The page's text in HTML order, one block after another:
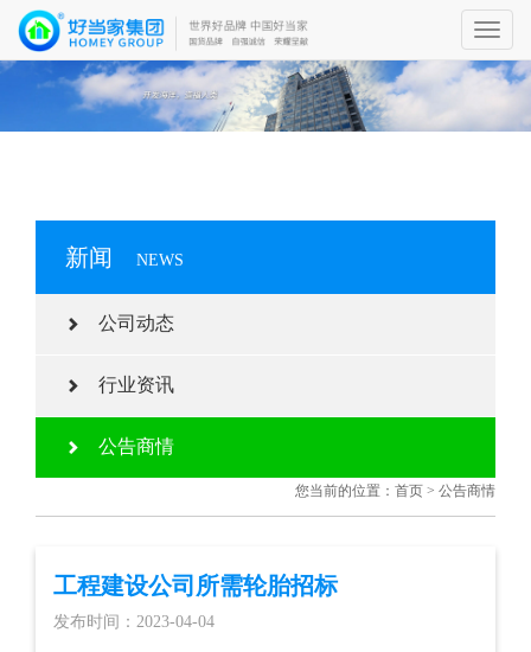
新闻 NEWS
公司动态
行业资讯
公告商情
您当前的位置： 首页 > 公告商情
工程建设公司所需轮胎招标
发布时间：2023-04-04